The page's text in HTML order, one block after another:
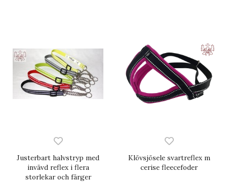
Justerbart halvstryp med
invävd reflex i flera
storlekar och färger
Klövsjösele svartreflex m
cerise fleecefoder